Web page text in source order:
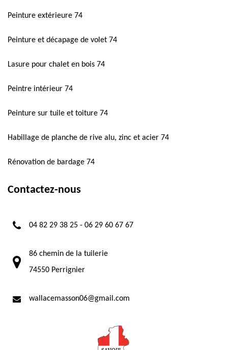
Peinture extérieure 74
Peinture et décapage de volet 74
Lasure pour chalet en bois 74
Peintre intérieur 74
Peinture sur tuile et toiture 74
Habillage de planche de rive alu, zinc et acier 74
Rénovation de bardage 74
Contactez-nous
04 82 29 38 25 - 06 29 60 67 67
86 chemin de la tuilerie
74550 Perrignier
wallacemasson06@gmail.com